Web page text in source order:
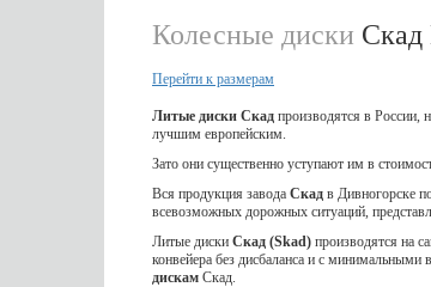
Колесные диски Скад
Перейти к размерам
Литые диски Скад производятся в России,
лучшим европейским.
Зато они существенно уступают им в
Вся продукция завода Скад в Дивногорске
всевозможных дорожных ситуаций,
Литые диски Скад (Skad) производятся на
конвейера без дисбаланса и с минимальными
дискам Скад.